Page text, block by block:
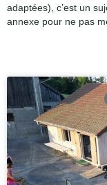
adaptées), c’est un
annexe pour ne pas